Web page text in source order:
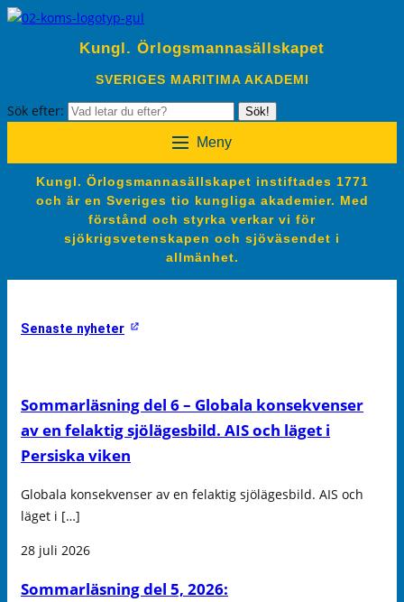
Kungl. Örlogsmannasällskapet
SVERIGES MARITIMA AKADEMI
Sök efter: Sök!
Meny
Kungl. Örlogsmannasällskapet instiftades 1771
och är en Sveriges tio kungliga akademier. Med
förstånd och styrka verkar vi för
sjökrigsvetenskapen och sjöväsendet i
allmänhet.
Senaste nyheter
Sommarläsning del 6 – Globala konsekvenser
av en felaktig sjölägesbild. AIS och läget i
Persiska viken
Globala konsekvenser av en felaktig sjölägesbild. AIS och
läget i […]
28 juli 2026
Sommarläsning del 5, 2026: